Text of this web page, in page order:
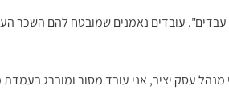
עבדים". עובדים נאמנים שמובטח להם השכר
מנהל עסק יציב, אני עובד מסור ומוברג